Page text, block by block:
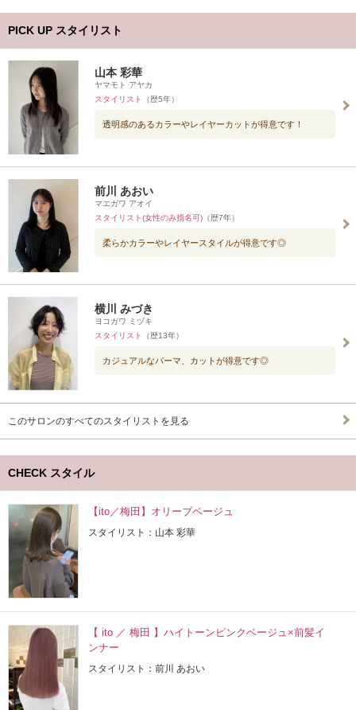
PICK UP スタイリスト
山本 彩華
ヤマモト アヤカ
スタイリスト
（歴5年）
透明感のあるカラーやレイヤーカットが得意です！
前川 あおい
マエガワ アオイ
スタイリスト(女性のみ指名可) （歴7年）
柔らかカラーやレイヤースタイルが得意です◎
横川 みづき
ヨコガワ ミヅキ
スタイリスト
（歴13年）
カジュアルなパーマ、カットが得意です◎
このサロンのすべてのスタイリストを見る
CHECK スタイル
【ito／梅田】オリーブベージュ
スタイリスト：山本 彩華
【 ito ／ 梅田 】ハイトーンピンクベージュ×前髪イ
ンナー
スタイリスト：前川 あおい